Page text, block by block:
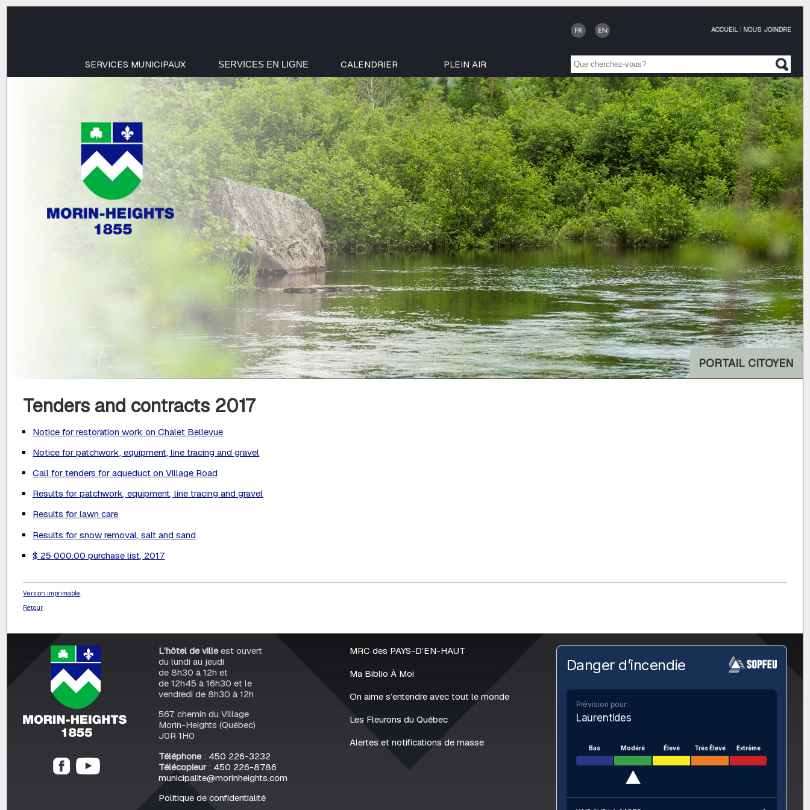
ACCUEIL| NOUS JOINDRE
SERVICES MUNICIPAUX SERVICES EN LIGNE CALENDRIER PLEIN AIR
PORTAIL CITOYEN
Tenders and contracts 2017
Notice for restoration work on Chalet Bellevue
Notice for patchwork, equipment, line tracing and gravel
Call for tenders for aqueduct on Village Road
Results for patchwork, equipment, line tracing and gravel
Results for lawn care
Results for snow removal, salt and sand
$ 25 000.00 purchase list, 2017
Version imprimable
Retour
L’hôtel de villeest ouvert
du lundi au jeudi
de 8h30 à 12h et
de 12h45 à 16h30 et le
vendredi de 8h30 à 12h
567, chemin du Village
Morin-Heights (Québec)
J0R 1H0
Téléphone: 450 226-3232
Télécopieur: 450 226-8786
municipalite@morinheights.com
Politique de confidentialité
MRC des PAYS-D’EN-HAUT
Ma Biblio À Moi
On aime s’entendre avec tout le monde
Les Fleurons du Québec
Alertes et notifications de masse
Danger d’incendie
Prévision pour:
Laurentides
Bas Modéré Élevé Très Élevé Extrême